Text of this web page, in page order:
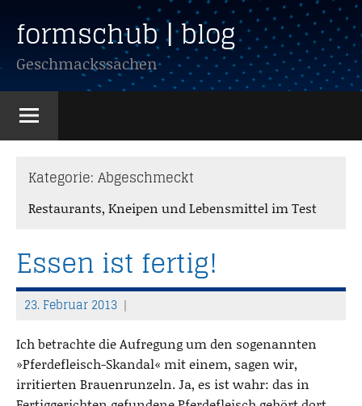
Inhalt
springen
formschub | blog
Geschmackssachen
Kategorie: Abgeschmeckt
Restaurants, Kneipen und Lebensmittel im Test
Essen ist fertig!
23. Februar 2013
T
h
o
m
a
Ich betrachte die Aufregung um den sogenannten
»Pferdefleisch-Skandal« mit einem, sagen wir,
irritierten Brauenrunzeln. Ja, es ist wahr: das in